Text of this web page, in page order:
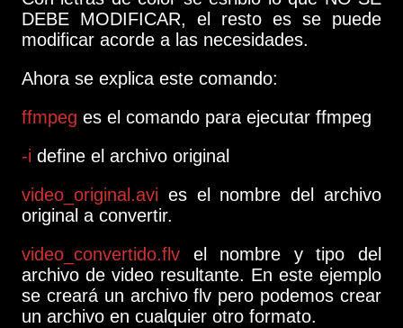
DEBE MODIFICAR, el resto es se puede
modificar acorde a las necesidades.
Ahora se explica este comando:
ffmpeg es el comando para ejecutar ffmpeg
-i define el archivo original
video_original.avi es el nombre del archivo
original a convertir.
video_convertido.flv el nombre y tipo del
archivo de video resultante. En este ejemplo
se creará un archivo flv pero podemos crear
un archivo en cualquier otro formato.